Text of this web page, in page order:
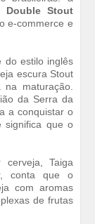
Double Stout
e-commerce e
do estilo inglês
escura Stout
maturação.
da Serra da
a conquistar o
significa que o
Taiga
conta que o
com aromas
de frutas